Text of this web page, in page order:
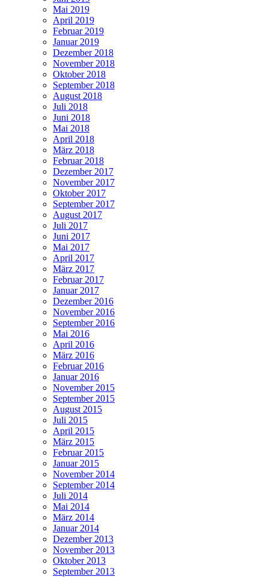
Mai 2019
April 2019
Februar 2019
Januar 2019
Dezember 2018
November 2018
Oktober 2018
September 2018
August 2018
Juli 2018
Juni 2018
Mai 2018
April 2018
März 2018
Februar 2018
Dezember 2017
November 2017
Oktober 2017
September 2017
August 2017
Juli 2017
Juni 2017
Mai 2017
April 2017
März 2017
Februar 2017
Januar 2017
Dezember 2016
November 2016
September 2016
Mai 2016
April 2016
März 2016
Februar 2016
Januar 2016
November 2015
September 2015
August 2015
Juli 2015
April 2015
März 2015
Februar 2015
Januar 2015
November 2014
September 2014
Juli 2014
Mai 2014
März 2014
Januar 2014
Dezember 2013
November 2013
Oktober 2013
September 2013